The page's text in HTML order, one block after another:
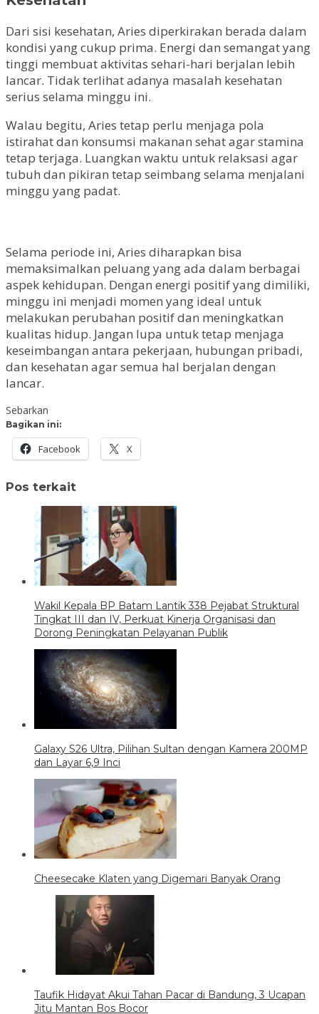
Dari sisi kesehatan, Aries diperkirakan berada dalam
kondisi yang cukup prima. Energi dan semangat yang
tinggi membuat aktivitas sehari-hari berjalan lebih
lancar. Tidak terlihat adanya masalah kesehatan
serius selama minggu ini.
Walau begitu, Aries tetap perlu menjaga pola
istirahat dan konsumsi makanan sehat agar stamina
tetap terjaga. Luangkan waktu untuk relaksasi agar
tubuh dan pikiran tetap seimbang selama menjalani
minggu yang padat.
Selama periode ini, Aries diharapkan bisa
memaksimalkan peluang yang ada dalam berbagai
aspek kehidupan. Dengan energi positif yang dimiliki,
minggu ini menjadi momen yang ideal untuk
melakukan perubahan positif dan meningkatkan
kualitas hidup. Jangan lupa untuk tetap menjaga
keseimbangan antara pekerjaan, hubungan pribadi,
dan kesehatan agar semua hal berjalan dengan
lancar.
Sebarkan
Bagikan ini:
Facebook X
Pos terkait
Wakil Kepala BP Batam Lantik 338 Pejabat Struktural
Tingkat III dan IV, Perkuat Kinerja Organisasi dan
Dorong Peningkatan Pelayanan Publik
Galaxy S26 Ultra, Pilihan Sultan dengan Kamera 200MP
dan Layar 6,9 Inci
Cheesecake Klaten yang Digemari Banyak Orang
Taufik Hidayat Akui Tahan Pacar di Bandung, 3 Ucapan
Jitu Mantan Bos Bocor